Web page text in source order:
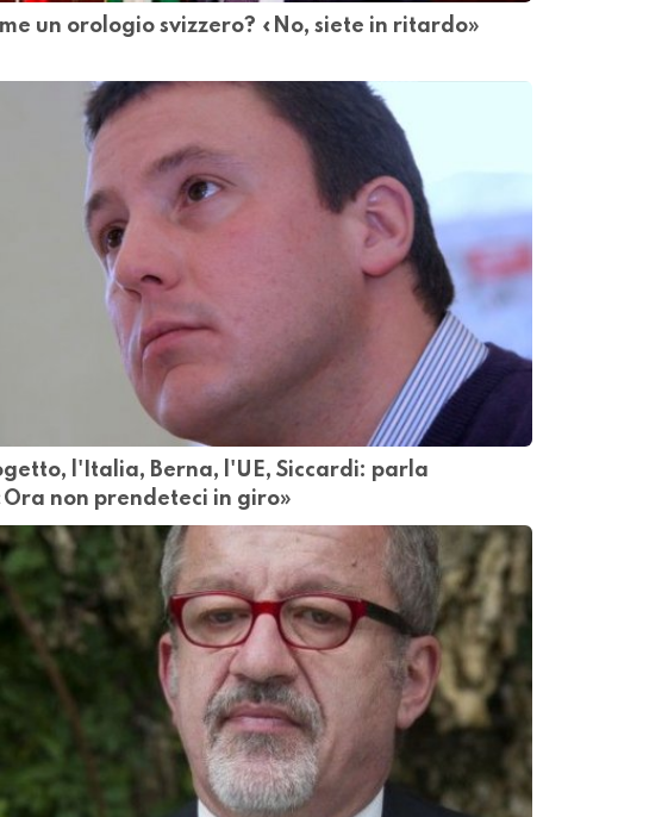
un orologio svizzero? «No, siete in ritardo»
l'Italia, Berna, l'UE, Siccardi: parla
non prendeteci in giro»